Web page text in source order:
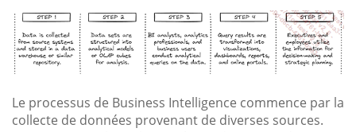
Le processus de Business Intelligence commence par la
collecte de données provenant de diverses sources.